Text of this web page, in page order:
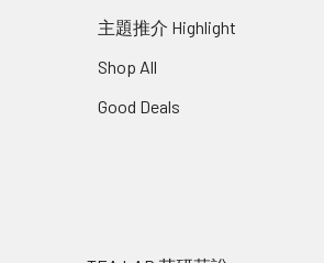
主題推介 Highlight
Shop All
Good Deals